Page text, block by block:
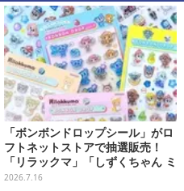
「ボンボンドロップシール」がロ
フトネットストアで抽選販売！
「リラックマ」「しずくちゃん ミ
ニ」など全12種をラインナップ
2026.7.16